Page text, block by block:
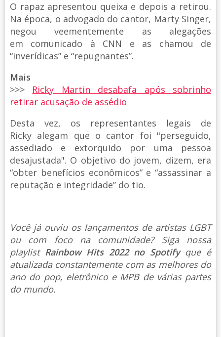
O rapaz apresentou queixa e depois a retirou.
Na época, o advogado do cantor, Marty Singer,
negou veementemente as alegações
em comunicado à CNN e as chamou de
“inverídicas” e “repugnantes”.
Mais
>>> Ricky Martin desabafa após sobrinho
retirar acusação de assédio
Desta vez, os representantes legais de
Ricky alegam que o cantor foi "perseguido,
assediado e extorquido por uma pessoa
desajustada". O objetivo do jovem, dizem, era
“obter benefícios econômicos” e “assassinar a
reputação e integridade” do tio.
Você já ouviu os lançamentos de artistas LGBT
ou com foco na comunidade? Siga nossa
playlist Rainbow Hits 2022 no Spotify que é
atualizada constantemente com as melhores do
ano do pop, eletrônico e MPB de várias partes
do mundo.